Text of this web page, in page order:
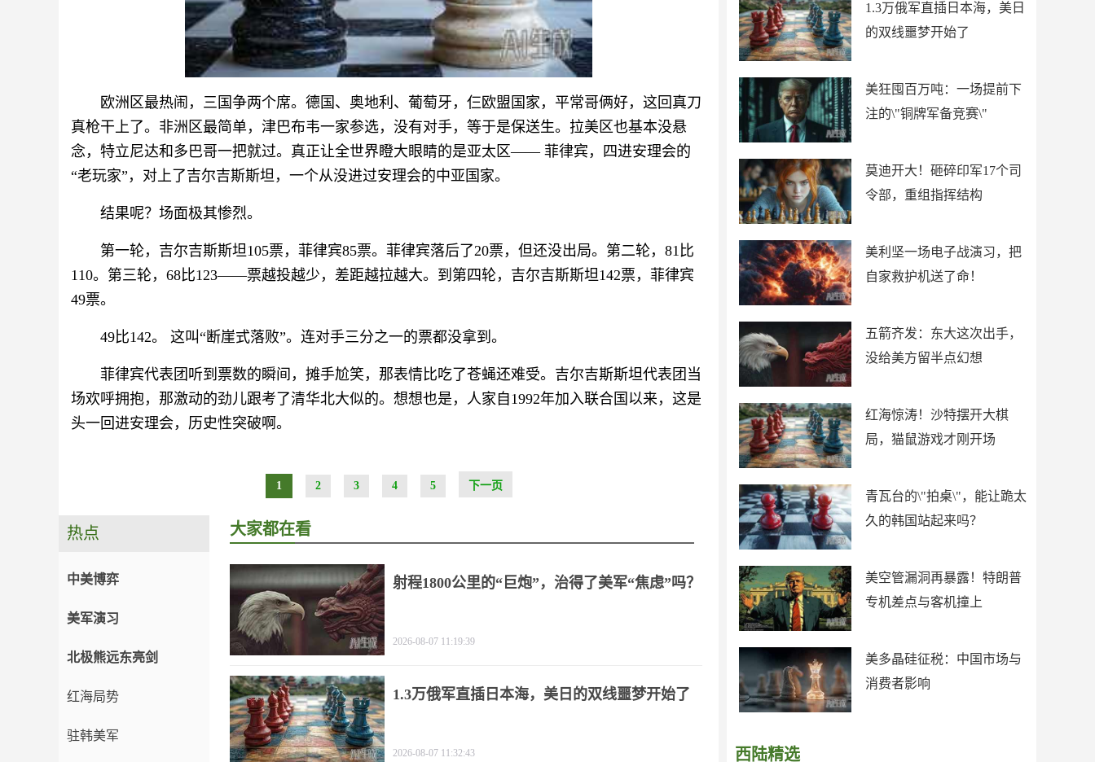
欧洲区最热闹，三国争两个席。德国、奥地利、葡萄牙，仨欧盟国家，平常哥俩好，这回真刀
真枪干上了。非洲区最简单，津巴布韦一家参选，没有对手，等于是保送生。拉美区也基本没悬
念，特立尼达和多巴哥一把就过。真正让全世界瞪大眼睛的是亚太区—— 菲律宾，四进安理会的
“老玩家”，对上了吉尔吉斯斯坦，一个从没进过安理会的中亚国家。
结果呢？场面极其惨烈。
第一轮，吉尔吉斯斯坦105票，菲律宾85票。菲律宾落后了20票，但还没出局。第二轮，81比
110。第三轮，68比123——票越投越少，差距越拉越大。到第四轮，吉尔吉斯斯坦142票，菲律宾
49票。
49比142。 这叫“断崖式落败”。连对手三分之一的票都没拿到。
菲律宾代表团听到票数的瞬间，摊手尬笑，那表情比吃了苍蝇还难受。吉尔吉斯斯坦代表团当
场欢呼拥抱，那激动的劲儿跟考了清华北大似的。想想也是，人家自1992年加入联合国以来，这是
头一回进安理会，历史性突破啊。
1 2 3 4 5 下一页
1.3万俄军直插日本海，美日
的双线噩梦开始了
美狂囤百万吨：一场提前下
注的\"铜牌军备竞赛\"
莫迪开大！砸碎印军17个司
令部，重组指挥结构
美利坚一场电子战演习，把
自家救护机送了命！
五箭齐发：东大这次出手，
没给美方留半点幻想
红海惊涛！沙特摆开大棋
局，猫鼠游戏才刚开场
青瓦台的\"拍桌\"，能让跪太
久的韩国站起来吗？
美空管漏洞再暴露！特朗普
专机差点与客机撞上
美多晶硅征税：中国市场与
消费者影响
西陆精选
热点
中美博弈
美军演习
北极熊远东亮剑
红海局势
驻韩美军
大家都在看
射程1800公里的“巨炮”，治得了美军“焦虑”吗？
2026-08-07 11:19:39
1.3万俄军直插日本海，美日的双线噩梦开始了
2026-08-07 11:32:43